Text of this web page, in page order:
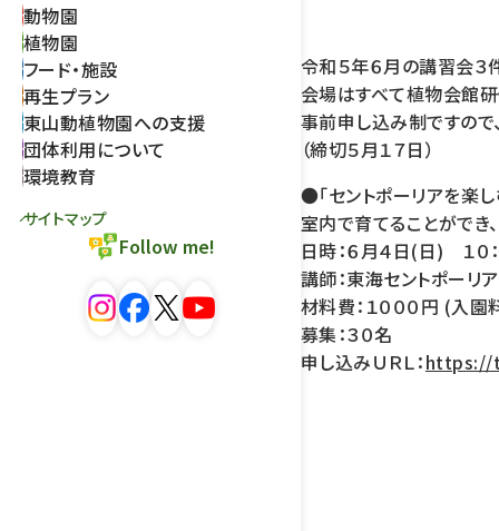
動物園
植物園
フード・施設
再生プラン
東山動植物園への支援
団体利用について
環境教育
サイトマップ
Follow me!
令和５年６月の講習会３
会場はすべて植物会館
事前申し込み制ですので
（締切５月１７日）
●「セントポーリアを楽し
室内で育てることができ
日時：６月４日(日) １０：
講師：東海セントポー
材料費：１０００円 (入
募集：３０名
申し込みＵＲＬ：https://